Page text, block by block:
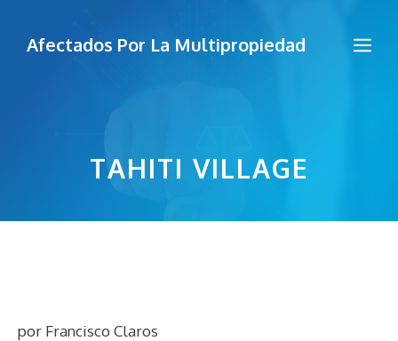
Afectados Por La Multipropiedad
TAHITI VILLAGE
por Francisco Claros